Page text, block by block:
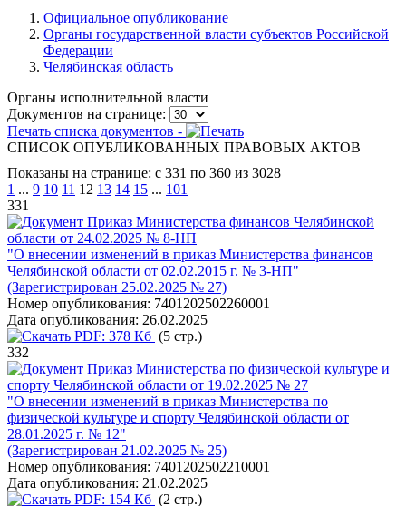
Официальное опубликование
Органы государственной власти субъектов Российской
Федерации
Челябинская область
Органы исполнительной власти
Документов на странице:
Печать списка документов -
СПИСОК ОПУБЛИКОВАННЫХ ПРАВОВЫХ АКТОВ
Показаны на странице: с 331 по 360 из 3028
1 ... 9 10 11 12 13 14 15 ... 101
331
Приказ Министерства финансов Челябинской
области от 24.02.2025 № 8-НП
"О внесении изменений в приказ Министерства финансов
Челябинской области от 02.02.2015 г. № 3-НП"
(Зарегистрирован 25.02.2025 № 27)
Номер опубликования: 7401202502260001
Дата опубликования: 26.02.2025
PDF: 378 Кб (5 стр.)
332
Приказ Министерства по физической культуре и
спорту Челябинской области от 19.02.2025 № 27
"О внесении изменений в приказ Министерства по
физической культуре и спорту Челябинской области от
28.01.2025 г. № 12"
(Зарегистрирован 21.02.2025 № 25)
Номер опубликования: 7401202502210001
Дата опубликования: 21.02.2025
PDF: 154 Кб (2 стр.)